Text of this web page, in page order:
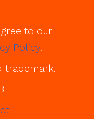
to our
Policy.
trademark.